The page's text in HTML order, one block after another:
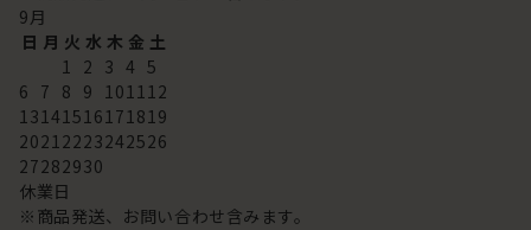
9月
日 月 火 水 木 金 土
1 2 3 4 5
6 7 8 9 101112
13141516171819
20212223242526
27282930
休業日
※商品発送、お問い合わせ含みます。